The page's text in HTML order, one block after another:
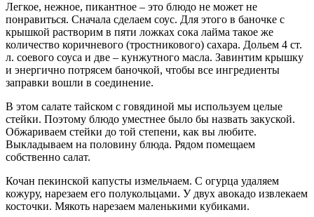
Легкое, нежное, пикантное – это блюдо не может не
понравиться. Сначала сделаем соус. Для этого в баночке с
крышкой растворим в пяти ложках сока лайма такое же
количество коричневого (тростникового) сахара. Дольем 4 ст.
л. соевого соуса и две – кунжутного масла. Завинтим крышку
и энергично потрясем баночкой, чтобы все ингредиенты
заправки вошли в соединение.
В этом салате тайском с говядиной мы используем целые
стейки. Поэтому блюдо уместнее было бы назвать закуской.
Обжариваем стейки до той степени, как вы любите.
Выкладываем на половину блюда. Рядом помещаем
собственно салат.
Кочан пекинской капусты измельчаем. С огурца удаляем
кожуру, нарезаем его полукольцами. У двух авокадо извлекаем
косточки. Мякоть нарезаем маленькими кубиками.